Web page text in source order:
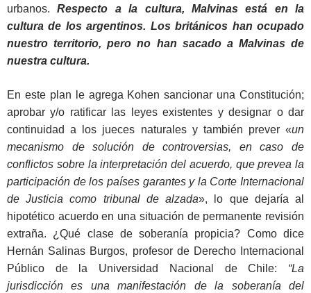
urbanos.Respecto a la cultura, Malvinas está en la
cultura de los argentinos. Los británicos han ocupado
nuestro territorio, pero no han sacado a Malvinas de
nuestra cultura.
En este plan le agrega Kohen sancionar una Constitución;
aprobar y/o ratificar las leyes existentes y designar o dar
continuidad a los jueces naturales y también prever «un
mecanismo de solución de controversias, en caso de
conflictos sobre la interpretación del acuerdo, que prevea la
participación de los países garantes y la Corte Internacional
de Justicia como tribunal de alzada», lo que dejaría al
hipotético acuerdo en una situación de permanente revisión
extraña. ¿Qué clase de soberanía propicia? Como dice
Hernán Salinas Burgos, profesor de Derecho Internacional
Público de la Universidad Nacional de Chile: “La
jurisdicción es una manifestación de la soberanía del